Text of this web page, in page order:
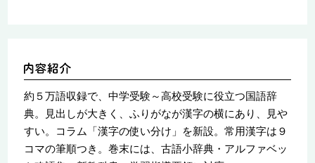
約５万語収録で、中学受験～高校受験に役立つ国語辞
典。見出しが大きく、ふりがなが漢字の横にあり、見や
すい。コラム「漢字の使い分け」を新設。常用漢字は９
コマの筆順つき。巻末には、古語小辞典・アルファベッ